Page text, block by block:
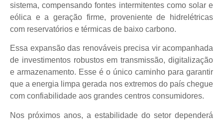
sistema, compensando fontes intermitentes como solar e
eólica e a geração firme, proveniente de hidrelétricas
com reservatórios e térmicas de baixo carbono.
Essa expansão das renováveis precisa vir acompanhada
de investimentos robustos em transmissão, digitalização
e armazenamento. Esse é o único caminho para garantir
que a energia limpa gerada nos extremos do país chegue
com confiabilidade aos grandes centros consumidores.
Nos próximos anos, a estabilidade do setor dependerá